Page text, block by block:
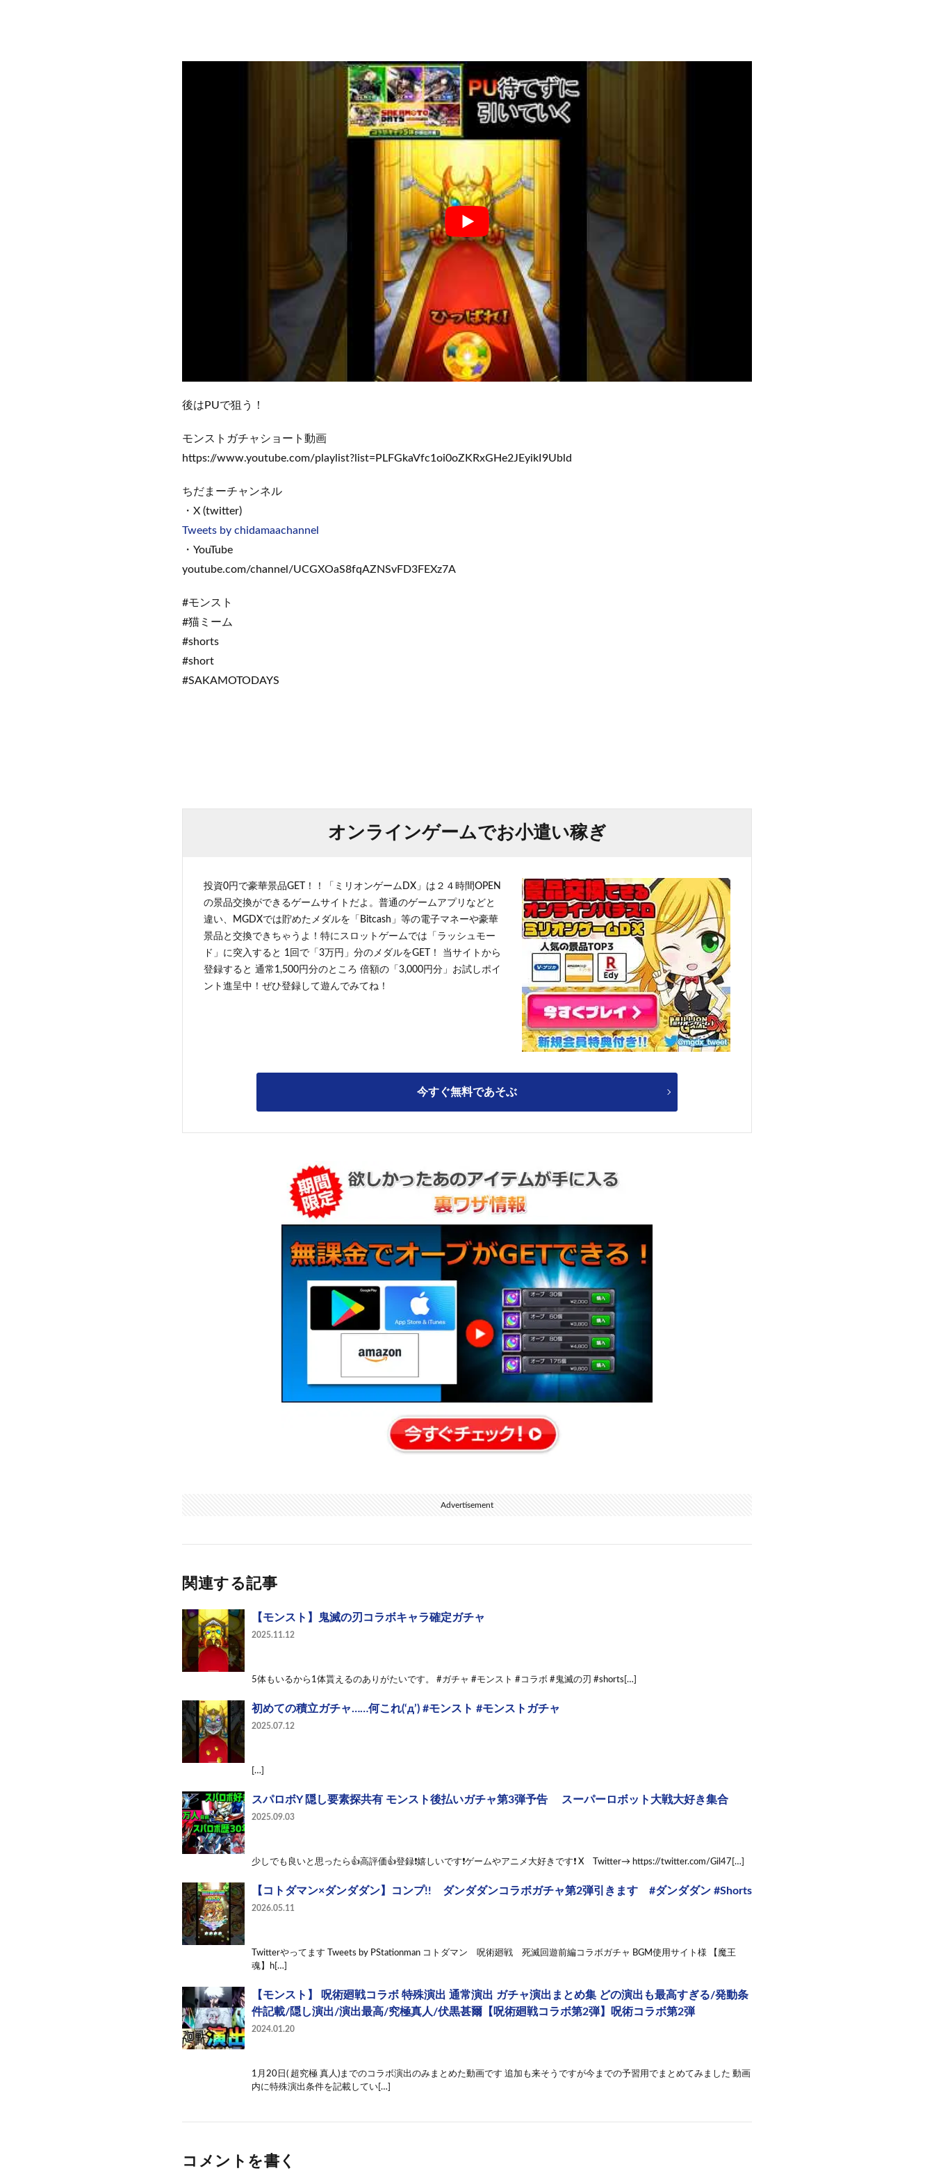
後はPUで狙う！
モンストガチャショート動画
https://www.youtube.com/playlist?list=PLFGkaVfc1oi0oZKRxGHe2JEyikI9Ubld
ちだまーチャンネル
・X (twitter)
Tweets by chidamaachannel
・YouTube
youtube.com/channel/UCGXOaS8fqAZNSvFD3FEXz7A
#モンスト
#猫ミーム
#shorts
#short
#SAKAMOTODAYS
オンラインゲームでお小遣い稼ぎ
投資0円で豪華景品GET！！「ミリオンゲームDX」は２４時間OPEN
の景品交換ができるゲームサイトだよ。普通のゲームアプリなどと
違い、MGDXでは貯めたメダルを「Bitcash」等の電子マネーや豪華
景品と交換できちゃうよ！特にスロットゲームでは「ラッシュモー
ド」に突入すると 1回で「3万円」分のメダルをGET！ 当サイトから
登録すると 通常1,500円分のところ 倍額の「3,000円分」お試しポイ
ント進呈中！ぜひ登録して遊んでみてね！
今すぐ無料であそぶ
Advertisement
関連する記事
【モンスト】鬼滅の刃コラボキャラ確定ガチャ
2025.11.12
5体もいるから1体貰えるのありがたいです。 #ガチャ #モンスト #コラボ #鬼滅の刃 #shorts[…]
初めての積立ガチャ……何これ(‘д’) #モンスト #モンストガチャ
2025.07.12
[…]
スパロボY 隠し要素探共有 モンスト後払いガチャ第3弾予告 スーパーロボット大戦大好き集合
2025.09.03
少しでも良いと思ったら👍高評価👍登録❗嬉しいです❗ゲームやアニメ大好きです❗ X Twitter→ https://twitter.com/Gil47[…]
【コトダマン×ダンダダン】コンプ!! ダンダダンコラボガチャ第2弾引きます #ダンダダン #Shorts
2026.05.11
Twitterやってます Tweets by PStationman コトダマン 呪術廻戦 死滅回遊前編コラボガチャ BGM使用サイト様 【魔王
魂】h[…]
【モンスト】 呪術廻戦コラボ 特殊演出 通常演出 ガチャ演出まとめ集 どの演出も最高すぎる/発動条
件記載/隠し演出/演出最高/究極真人/伏黒甚爾【呪術廻戦コラボ第2弾】呪術コラボ第2弾
2024.01.20
1月20日( 超究極 真人)までのコラボ演出のみまとめた動画です 追加も来そうですが今までの予習用でまとめてみました 動画
内に特殊演出条件を記載してい[…]
コメントを書く